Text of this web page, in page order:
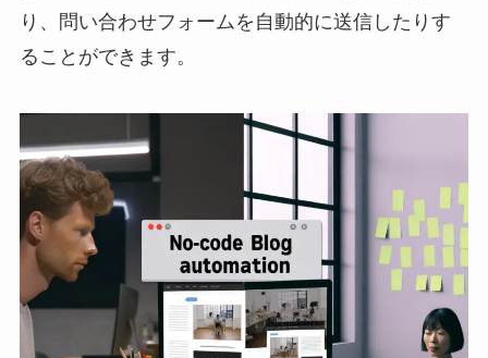
り、問い合わせフォームを自動的に送信したりす
ることができます。